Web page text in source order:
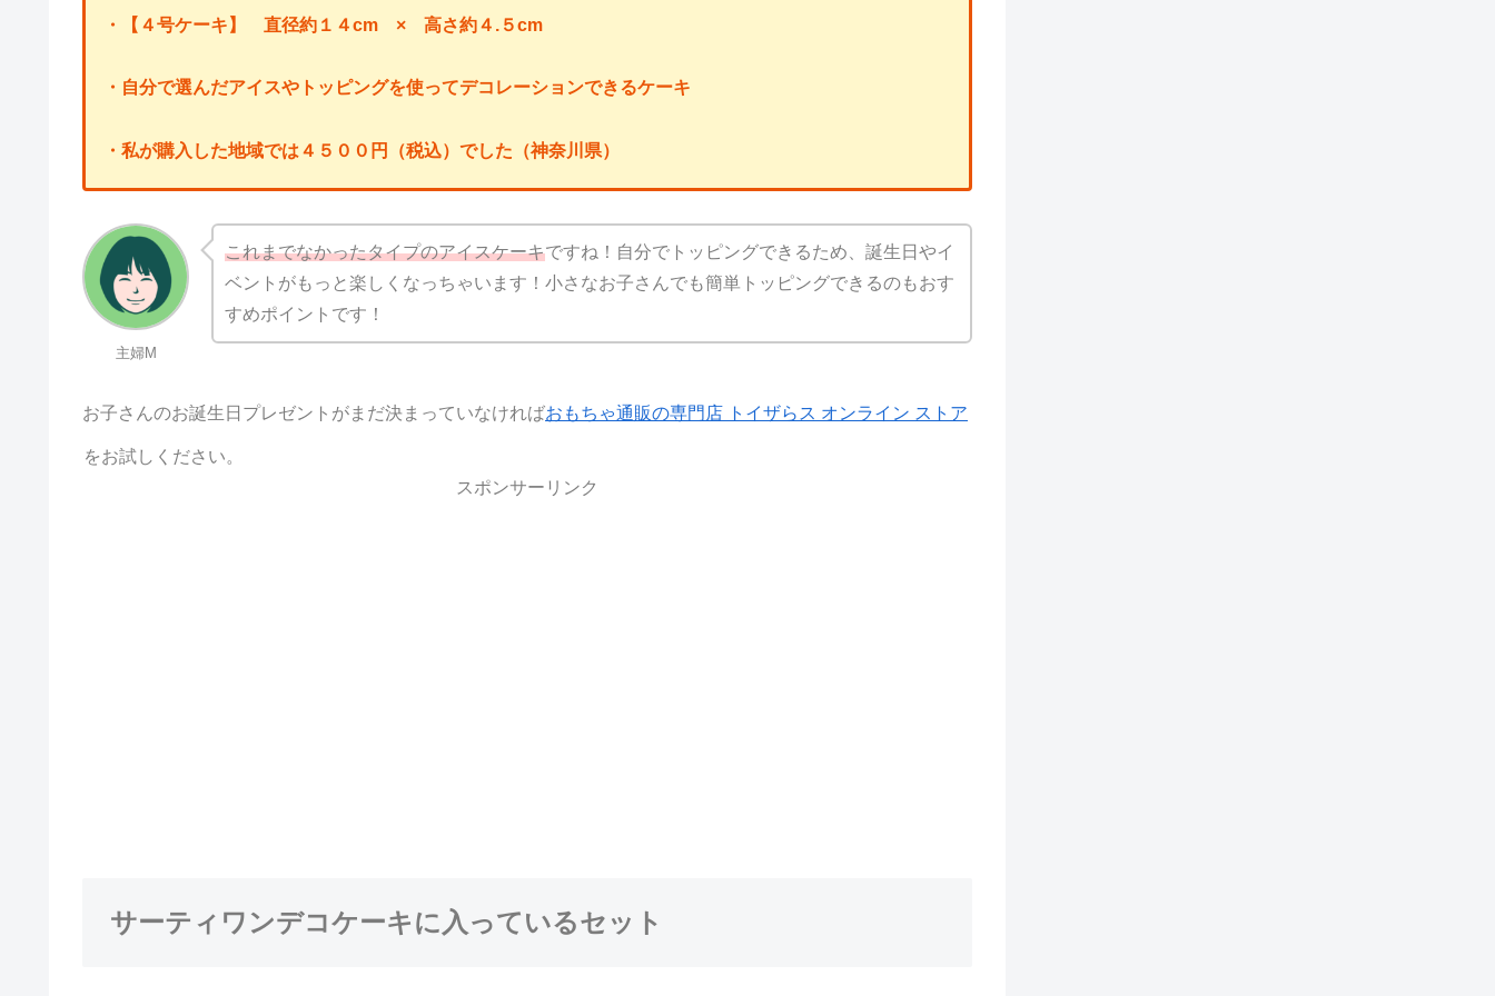
・【４号ケーキ】 直径約１４cm × 高さ約４.５cm
・自分で選んだアイスやトッピングを使ってデコレーションできるケーキ
・私が購入した地域では４５００円（税込）でした（神奈川県）
主婦M
これまでなかったタイプのアイスケーキですね！自分でトッピングできるため、誕生日やイ
ベントがもっと楽しくなっちゃいます！小さなお子さんでも簡単トッピングできるのもおす
すめポイントです！
お子さんのお誕生日プレゼントがまだ決まっていなければおもちゃ通販の専門店 トイザらス オンライン ストア
をお試しください。
スポンサーリンク
サーティワンデコケーキに入っているセット